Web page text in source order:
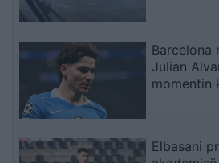
Barcelona
Julian
momentin
Elbasani